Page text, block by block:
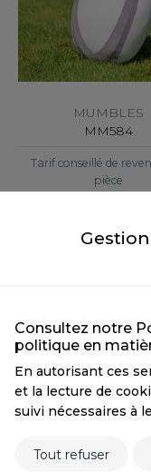
CITY
MILL
MUMBLES
MM584
Tarif conseillé de
pièce
17,00 €
MM802
Consultez notre
politique en
En autorisant ces
et la lecture de
suivi nécessaires à
Tout refuser